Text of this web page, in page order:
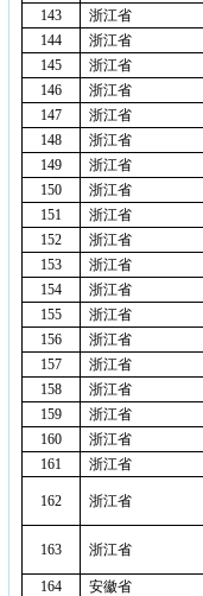
143
浙江省
144
浙江省
145
浙江省
146
浙江省
147
浙江省
148
浙江省
149
浙江省
150
浙江省
151
浙江省
152
浙江省
153
浙江省
154
浙江省
155
浙江省
156
浙江省
157
浙江省
158
浙江省
159
浙江省
160
浙江省
161
浙江省
162 浙江省
163 浙江省
164 安徽省